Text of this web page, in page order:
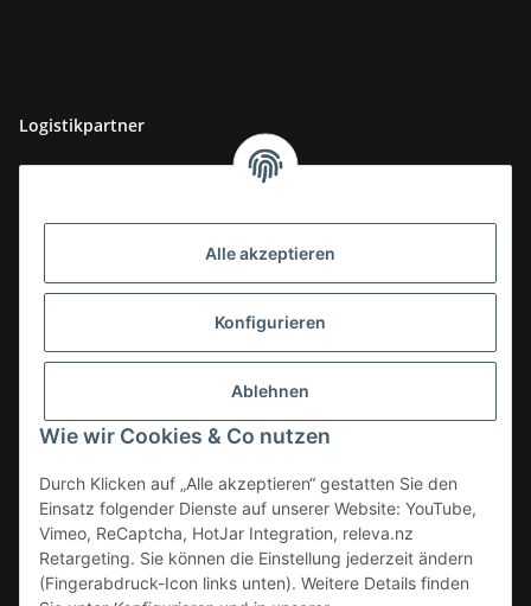
Alle akzeptieren
Konfigurieren
Ablehnen
Wie wir Cookies & Co nutzen
Durch Klicken auf „Alle akzeptieren“ gestatten Sie den
Einsatz folgender Dienste auf unserer Website: YouTube,
Vimeo, ReCaptcha, HotJar Integration, releva.nz
Retargeting. Sie können die Einstellung jederzeit ändern
(Fingerabdruck-Icon links unten). Weitere Details finden
Logistikpartner
Vertrag widerrufen